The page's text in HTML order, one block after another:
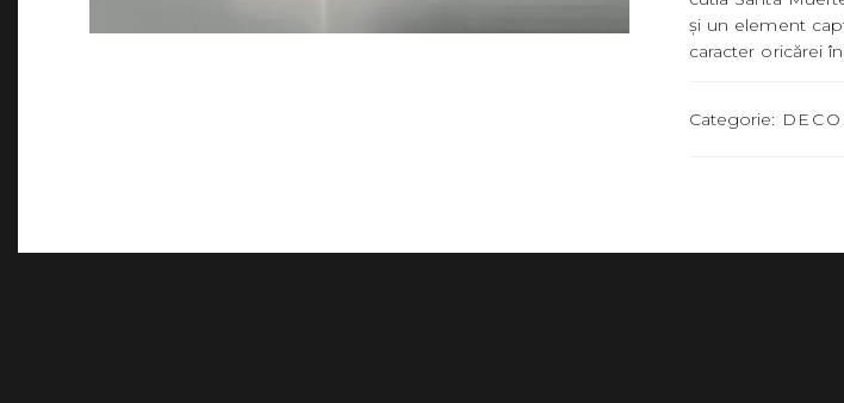
și un element
caracter oricărei
Categorie: